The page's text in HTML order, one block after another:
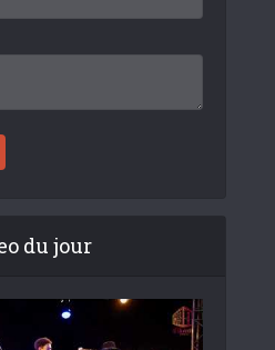
du jour